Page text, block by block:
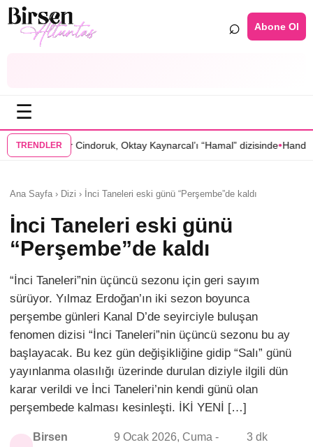
⌕ Abone Ol
☰
TRENDLER
Oktay Kaynarcal’ı “Hamal” dizisinde•Hande Elaman, “Tutsak
Ana Sayfa › Dizi › İnci Taneleri eski günü “Perşembe”de kaldı
İnci Taneleri eski günü
“Perşembe”de kaldı
“İnci Taneleri”nin üçüncü sezonu için geri sayım
sürüyor. Yılmaz Erdoğan’ın iki sezon boyunca
perşembe günleri Kanal D’de seyirciyle buluşan
fenomen dizisi “İnci Taneleri”nin üçüncü sezonu bu ay
başlayacak. Bu kez gün değişikliğine gidip “Salı” günü
yayınlanma olasılığı üzerinde durulan diziyle ilgili dün
karar verildi ve İnci Taneleri’nin kendi günü olan
perşembede kalması kesinleşti. İKİ YENİ […]
Birsen
9 Ocak 2026, Cuma -
3 dk